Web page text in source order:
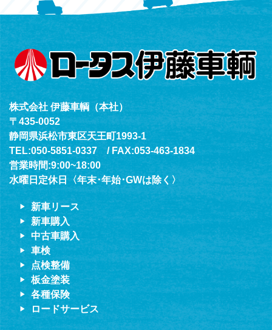
（年中無休24h対応）
株式会社 伊藤車輌（本社）
〒435-0052
静岡県浜松市東区天王町1993-1
TEL:050-5851-0337 / FAX:053-463-1834
営業時間:9:00~18:00
水曜日定休日〈年末･年始･GWは除く〉
新車リース
新車購入
中古車購入
車検
点検整備
板金塗装
各種保険
ロードサービス